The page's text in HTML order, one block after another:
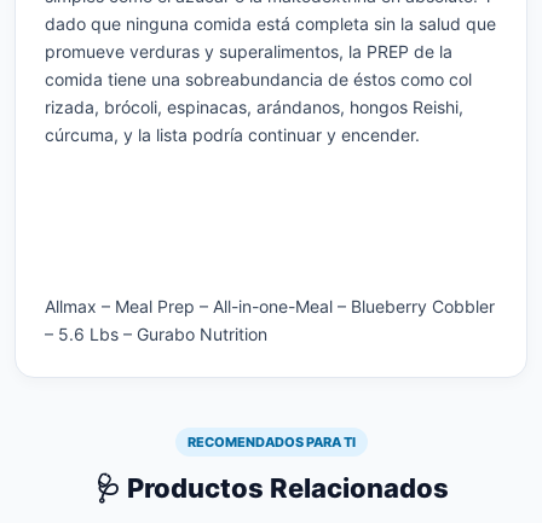
dado que ninguna comida está completa sin la salud que
promueve verduras y superalimentos, la PREP de la
comida tiene una sobreabundancia de éstos como col
rizada, brócoli, espinacas, arándanos, hongos Reishi,
cúrcuma, y la lista podría continuar y encender.
Allmax – Meal Prep – All-in-one-Meal – Blueberry Cobbler
– 5.6 Lbs – Gurabo Nutrition
RECOMENDADOS PARA TI
🩺 Productos Relacionados